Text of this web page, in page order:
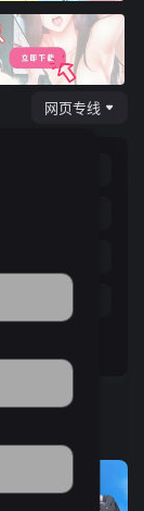
网页专线